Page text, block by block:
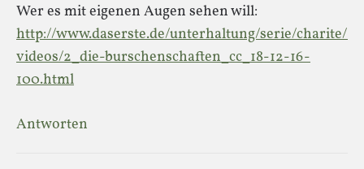
Wer es mit eigenen Augen sehen will:
http://www.daserste.de/unterhaltung/serie/charite/
videos/2_die-burschenschaften_cc_18-12-16-
100.html
Antworten